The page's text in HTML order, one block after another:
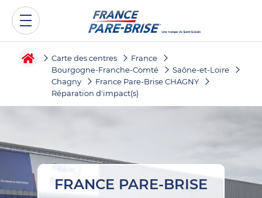
Carte des centres
France
Bourgogne-Franche-Comté
Saône-et-Loire
Chagny
France Pare-Brise CHAGNY
Réparation d'impact(s)
FRANCE PARE-BRISE